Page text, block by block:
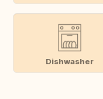
Dishwasher